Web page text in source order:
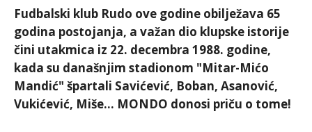
Fudbalski klub Rudo ove godine obilježava 65
godina postojanja, a važan dio klupske istorije
čini utakmica iz 22. decembra 1988. godine,
kada su današnjim stadionom "Mitar-Mićo
Mandić" špartali Savićević, Boban, Asanović,
Vukićević, Miše... MONDO donosi priču o tome!